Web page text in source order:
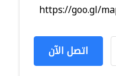
https://goo.gl/
اتصل الآن